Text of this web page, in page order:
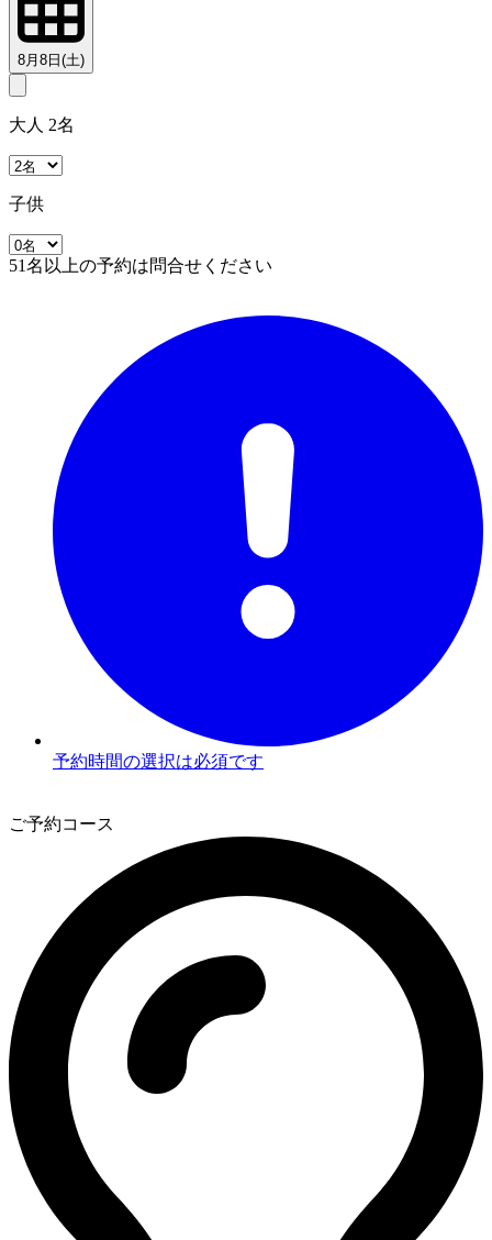
8月8日(土)
大人 2名
子供
51名以上の予約は問合せください
予約時間の選択は必須です
ご予約コース